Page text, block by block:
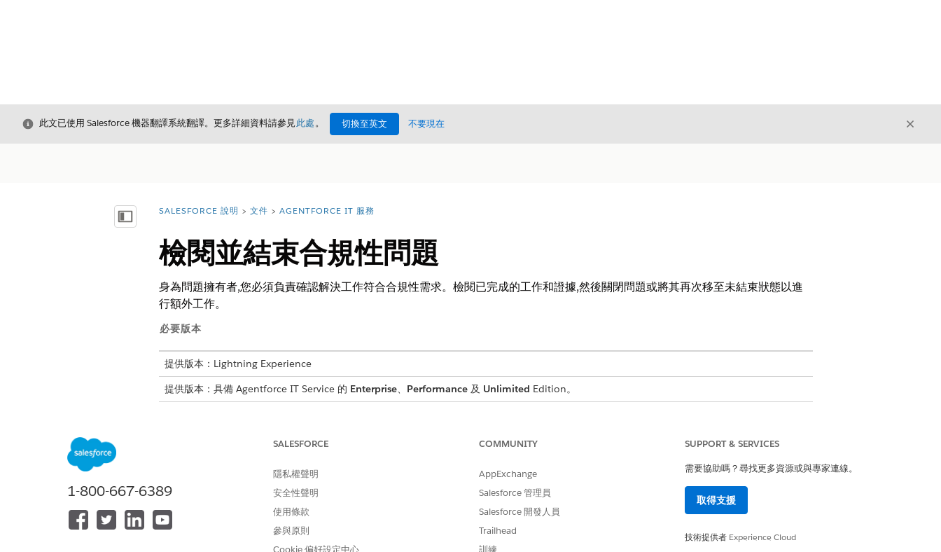
結束
此文已使用 Salesforce 機器翻譯系統翻譯。更多詳細資料請參見此處。 切換至英文 不要現在 結束
顯示目錄 您位於此處：
SALESFORCE 說明 文件 AGENTFORCE IT 服務
檢閱並結束合規性問題
身為問題擁有者,您必須負責確認解決工作符合合規性需求。檢閱已完成的工作和證據,然後關閉問題或將其再次移至未結束狀態以進
行額外工作。
必要版本
提供版本：Lightning Experience
提供版本：具備 Agentforce IT Service 的 Enterprise、 Performance及 Unlimited Edition。
若要存取「合規性問題」動作計畫工作: 「規範管理員」權限集
此工作假設解決程式已完成所有補救工作,並將問題移至「檢閱」狀態。若要查看補救工作流程,請參閱針對合規性問題 完成補救工作
進入 App Launcher,尋找並選取「
1-800-667-6389
SALESFORCE
隱私權聲明
安全性聲明
使用條款
參與原則
Cookie 偏好設定中心
COMMUNITY
AppExchange
Salesforce 管理員
Salesforce 開發人員
Trailhead
訓練
SUPPORT & SERVICES
需要協助嗎？尋找更多資源或與專家連線。
取得支援
技術提供者 Experience Cloud